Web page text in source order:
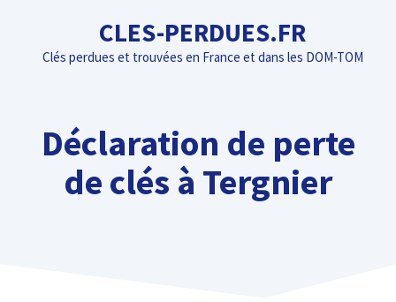
contenu
CLES-PERDUES.FR
Clés perdues et trouvées en France et dans les DOM-TOM
Déclaration de perte
de clés à Tergnier